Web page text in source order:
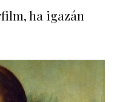
ha igazán